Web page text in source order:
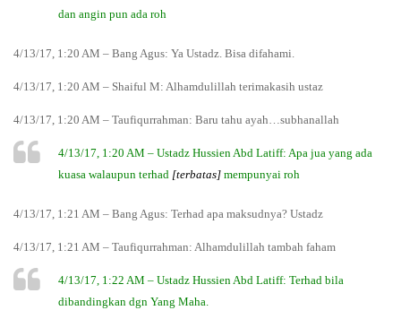
dan angin pun ada roh
4/13/17, 1:20 AM – Bang Agus: Ya Ustadz. Bisa difahami.
4/13/17, 1:20 AM – Shaiful M: Alhamdulillah terimakasih ustaz
4/13/17, 1:20 AM – Taufiqurrahman: Baru tahu ayah…subhanallah
4/13/17, 1:20 AM – Ustadz Hussien Abd Latiff: Apa jua yang ada
kuasa walaupun terhad [terbatas] mempunyai roh
4/13/17, 1:21 AM – Bang Agus: Terhad apa maksudnya? Ustadz
4/13/17, 1:21 AM – Taufiqurrahman: Alhamdulillah tambah faham
4/13/17, 1:22 AM – Ustadz Hussien Abd Latiff: Terhad bila
dibandingkan dgn Yang Maha.